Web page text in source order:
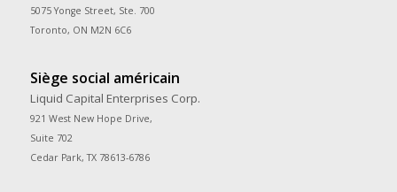
5075 Yonge Street, Ste. 700
Toronto, ON M2N 6C6
Siège social américain
Liquid Capital Enterprises Corp.
921 West New Hope Drive,
Suite 702
Cedar Park, TX 78613-6786